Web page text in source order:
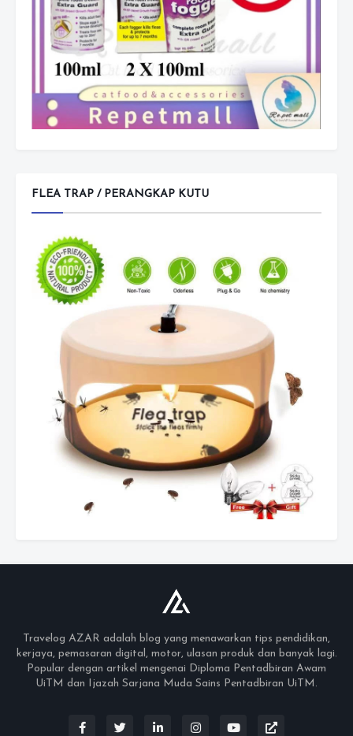
FLEA TRAP / PERANGKAP KUTU
Travelog AZAR adalah blog yang menawarkan tips pendidikan,
kerjaya, pemasaran digital, motor, ulasan produk dan banyak lagi.
Popular dengan artikel mengenai Diploma Pentadbiran Awam
UiTM dan Ijazah Sarjana Muda Sains Pentadbiran UiTM.